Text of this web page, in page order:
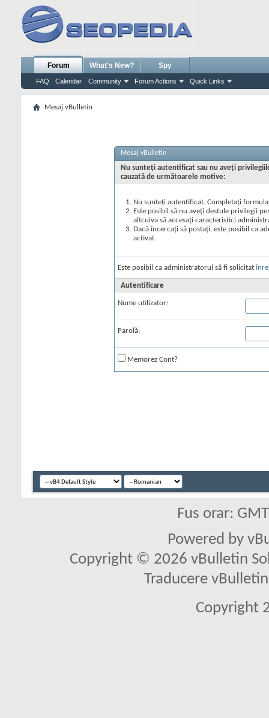
Forum
FAQ Calendar Community Forum Actions Quick Links
What's New? Spy
Mesaj vBulletin
Mesaj vBulletin
Nu sunteţi autentificat sau nu aveţi
cauzată de următoarele motive:
Nu sunteţi autentificat. Completaţi
Este posibil să nu aveţi destule privilegii
altcuiva să accesaţi caracteristici
Dacă încercaţi să postaţi, este posibil ca
activat.
Este posibil ca administratorul să fi solicitat
Autentificare
Nume utilizator:
Parolă:
Memorez Cont?
Fus orar:
Powered by
Copyright © 2026 vBulletin
Traducere
Copyright